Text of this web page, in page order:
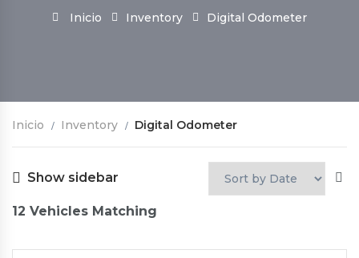
Inicio Inventory Digital Odometer
Inicio Inventory Digital Odometer
Show sidebar
12 Vehicles Matching